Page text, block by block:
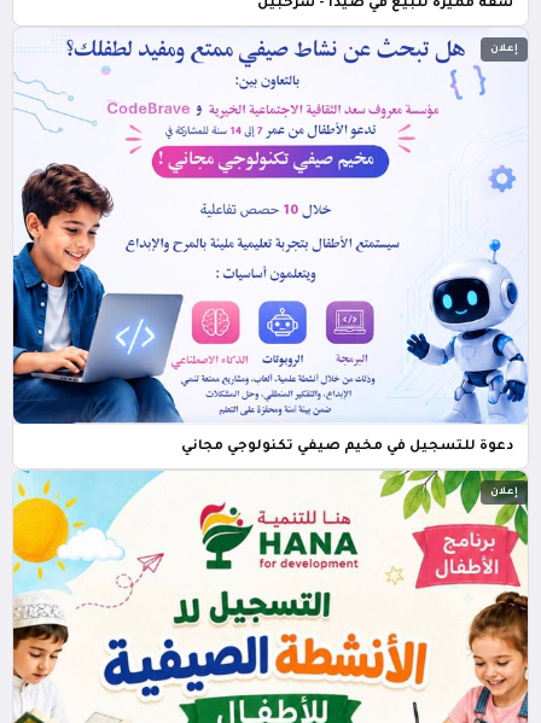
شقة مميزة للبيع في صيدا - شرحبيل
إعلان
دعوة للتسجيل في مخيم صيفي تكنولوجي مجاني
إعلان